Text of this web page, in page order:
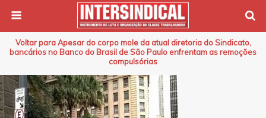
Voltar para Apesar do corpo mole da atual diretoria do Sindicato,
bancários no Banco do Brasil de São Paulo enfrentam as remoções
compulsórias